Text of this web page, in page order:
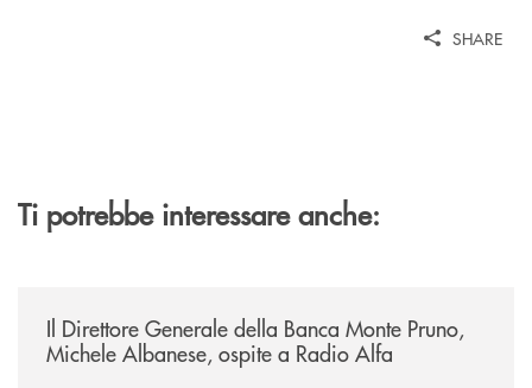
SHARE
Ti potrebbe interessare anche:
Il Direttore Generale della Banca Monte Pruno,
Michele Albanese, ospite a Radio Alfa